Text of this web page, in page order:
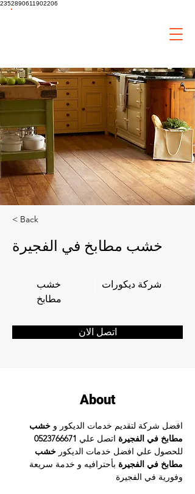
2352890611902206
< Back
خشب مطابخ في الفجيرة
خشب
مطابخ
شركة ديكورات
اتصل الان
About
افضل شركة لتقديم خدمات الديكور و خشب
مطابخ في الفجيرة اتصل علي 0523766671
للحصول علي افضل خدمات الديكور خشب
مطابخ في الفجيرة بأحترافيه و خدمة سريعة
وفورية في الفجيرة